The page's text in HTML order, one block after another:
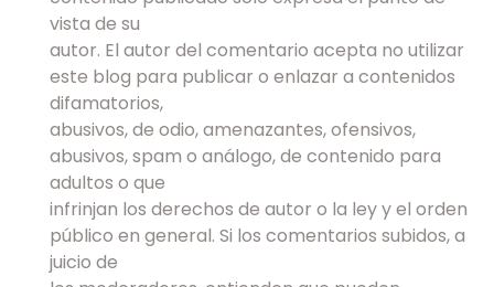
vista de su
autor. El autor del comentario acepta no utilizar
este blog para publicar o enlazar a contenidos
difamatorios,
abusivos, de odio, amenazantes, ofensivos,
abusivos, spam o análogo, de contenido para
adultos o que
infrinjan los derechos de autor o la ley y el orden
público en general. Si los comentarios subidos, a
juicio de